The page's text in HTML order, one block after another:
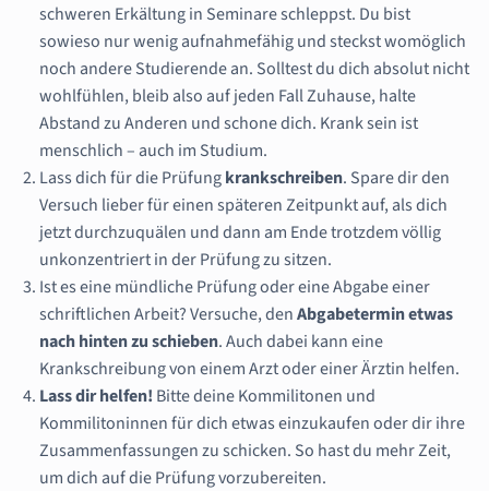
schweren Erkältung in Seminare schleppst. Du bist
sowieso nur wenig aufnahmefähig und steckst womöglich
noch andere Studierende an. Solltest du dich absolut nicht
wohlfühlen, bleib also auf jeden Fall Zuhause, halte
Abstand zu Anderen und schone dich. Krank sein ist
menschlich – auch im Studium.
Lass dich für die Prüfungkrankschreiben. Spare dir den
Versuch lieber für einen späteren Zeitpunkt auf, als dich
jetzt durchzuquälen und dann am Ende trotzdem völlig
unkonzentriert in der Prüfung zu sitzen.
Ist es eine mündliche Prüfung oder eine Abgabe einer
schriftlichen Arbeit? Versuche, denAbgabetermin etwas
nach hinten zu schieben. Auch dabei kann eine
Krankschreibung von einem Arzt oder einer Ärztin helfen.
Lass dir helfen! Bitte deine Kommilitonen und
Kommilitoninnen für dich etwas einzukaufen oder dir ihre
Zusammenfassungen zu schicken. So hast du mehr Zeit,
um dich auf die Prüfung vorzubereiten.